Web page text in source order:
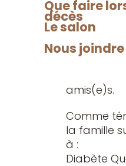
Que faire
décès
Le salon
Nous joindre
Elle laisse
son frère
Gallant),
Dufour) et
frères et
nièces
amis(e)s.
Comme
la famille
à :
Diabète